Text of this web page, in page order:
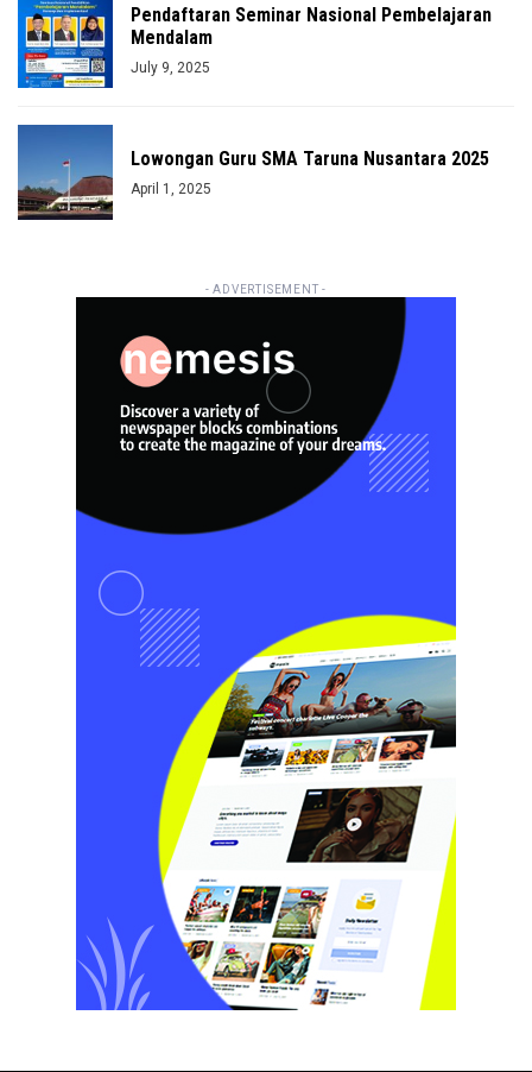
Pendaftaran Seminar Nasional Pembelajaran
Mendalam
July 9, 2025
Lowongan Guru SMA Taruna Nusantara 2025
April 1, 2025
- ADVERTISEMENT -